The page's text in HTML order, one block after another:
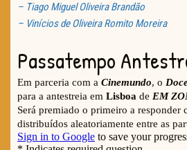
– Tiago Miguel Oliveira Brandão
– Vinícios de Oliveira Romito Moreira